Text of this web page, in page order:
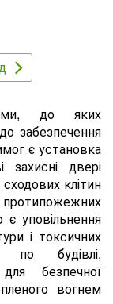
до яких
забезпечення
є установка
двері
клітин
уповільнення
і токсичних
по будівлі,
безпечної
вогнем